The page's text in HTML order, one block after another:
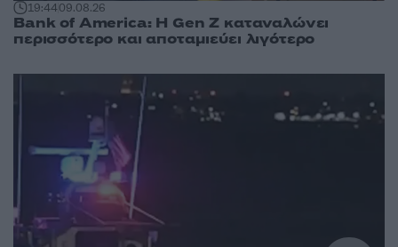
19:4409.08.26
Bank of America: Η Gen Z καταναλώνει
περισσότερο και αποταμιεύει λιγότερο